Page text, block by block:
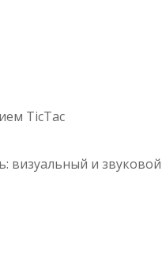
TicTac
визуальный и звуковой